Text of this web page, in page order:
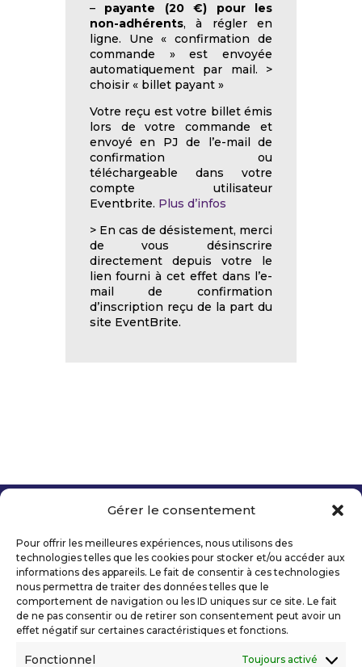
Gérer le consentement
Pour offrir les meilleures expériences, nous utilisons des
technologies telles que les cookies pour stocker et/ou accéder aux
informations des appareils. Le fait de consentir à ces technologies
nous permettra de traiter des données telles que le
comportement de navigation ou les ID uniques sur ce site. Le fait
de ne pas consentir ou de retirer son consentement peut avoir un
effet négatif sur certaines caractéristiques et fonctions.
Fonctionnel Toujours activé
– payante (20 €) pour les
non-adhérents, à régler en
ligne. Une « confirmation de
commande » est envoyée
automatiquement par mail. >
choisir « billet payant »
Votre reçu est votre billet émis
lors de votre commande et
envoyé en PJ de l’e-mail de
confirmation ou
téléchargeable dans votre
compte utilisateur
Eventbrite. Plus d’infos
> En cas de désistement, merci
de vous désinscrire
directement depuis votre le
lien fourni à cet effet dans l’e-
mail de confirmation
d’inscription reçu de la part du
site EventBrite.
Mentions légales
Politique de confidentialité
Déclaration d’accessibilité numérique
Ils nous soutiennent